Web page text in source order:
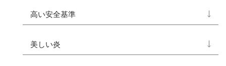
ムをご用意しております。
高い安全基準
SITAC認証など国際的安全規格を取得しており安全に
ご使用いただけます。
美しい炎